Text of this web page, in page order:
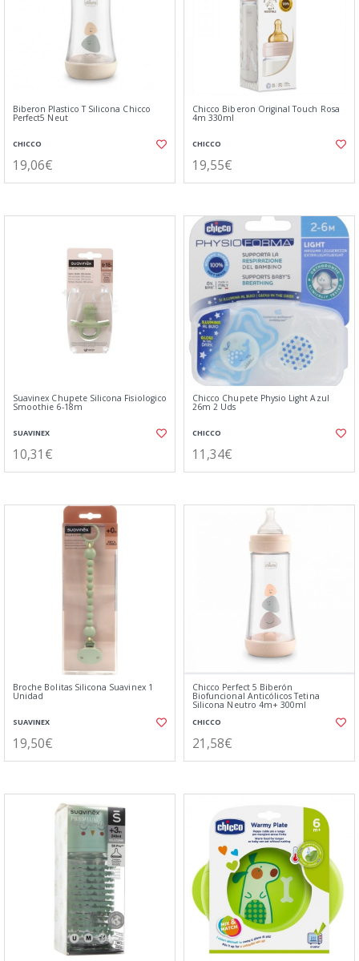
Biberon Plastico T Silicona Chicco
Perfect5 Neut
CHICCO
19,06€
Chicco Biberon Original Touch Rosa
4m 330ml
CHICCO
19,55€
Suavinex Chupete Silicona Fisiologico
Smoothie 6-18m
SUAVINEX
10,31€
Chicco Chupete Physio Light Azul
26m 2 Uds
CHICCO
11,34€
Broche Bolitas Silicona Suavinex 1
Unidad
SUAVINEX
19,50€
Chicco Perfect 5 Biberón
Biofuncional Anticólicos Tetina
Silicona Neutro 4m+ 300ml
CHICCO
21,58€